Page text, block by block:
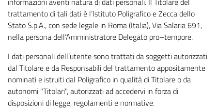
trattamento di tali dati è l’Istituto Poligrafico e Zecca dello
Stato S.p.A., con sede legale in Roma (Italia), Via Salaria 691,
nella persona dell’Amministratore Delegato pro–tempore.
I dati personali dell’utente sono trattati da soggetti autorizzati
dal Titolare e da Responsabili del trattamento appositamente
nominati e istruiti dal Poligrafico in qualità di Titolare o da
autonomi "Titolari", autorizzati ad accedervi in forza di
disposizioni di legge, regolamenti e normative.